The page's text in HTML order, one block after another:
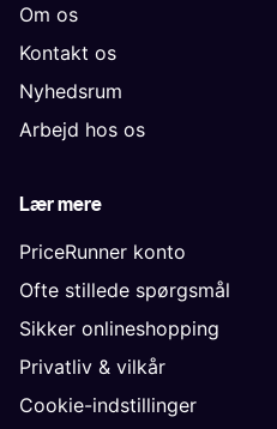
Om os
Kontakt os
Nyhedsrum
Arbejd hos os
Lær mere
PriceRunner konto
Ofte stillede spørgsmål
Sikker onlineshopping
Privatliv & vilkår
Cookie-indstillinger